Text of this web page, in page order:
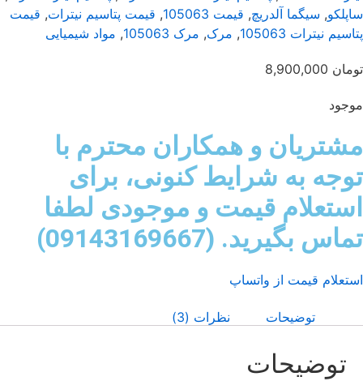
,سیگما آلدریچ,قیمت 105063 ,قیمت پتاسیم نیترات,قیمت
نیترات 105063
,مرک,مرک 105063 ,مواد شیمیایی
8,900,000
و همکاران محترم با
به شرایط کنونی، برای
قیمت و موجودی لطفا
بگیرید. (09143169667)
قیمت از واتساپ
توضیحات نظرات (3)
توضیحات